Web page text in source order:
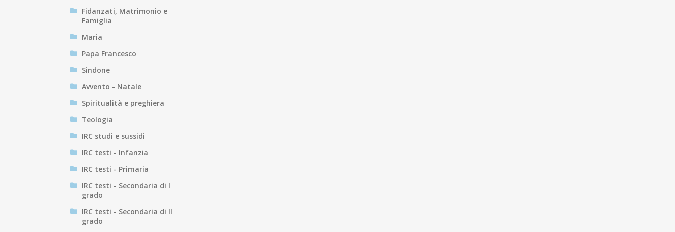
Fidanzati, Matrimonio e
Famiglia
Maria
Papa Francesco
Sindone
Avvento - Natale
Spiritualità e preghiera
Teologia
IRC studi e sussidi
IRC testi - Infanzia
IRC testi - Primaria
IRC testi - Secondaria di I
grado
IRC testi - Secondaria di II
grado